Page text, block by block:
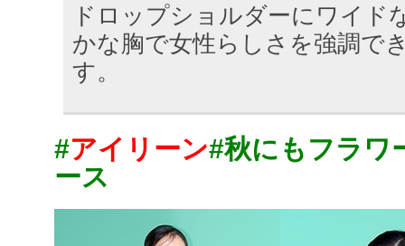
ドロップショルダーにワイド
かな胸で女性らしさを強調で
す。
#アイリーン#秋にもフラワ
ース